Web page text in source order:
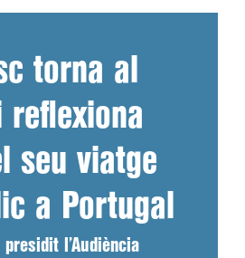
torna al
reflexiona
seu viatge
a Portugal
presidit l’Audiència